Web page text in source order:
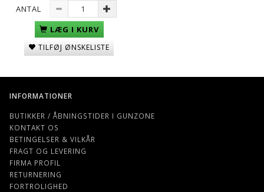
ANTAL
LÆG I KURV
TILFØJ ØNSKELISTE
INFORMATIONER
BUTIKKER / ÅBNINGSTIDER I GUNZONE
KONTAKT OS
BETINGELSER & VILKÅR
FRAGT OG LEVERING
FIRMA PROFIL
RETURNERING
FORTROLIGHED